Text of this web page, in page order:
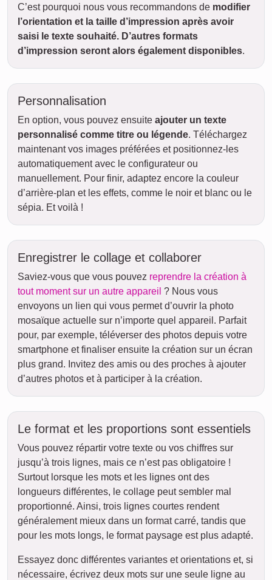
C’est pourquoi nous vous recommandons de modifier
l’orientation et la taille d’impression après avoir
saisi le texte souhaité. D’autres formats
d’impression seront alors également disponibles.
Personnalisation
En option, vous pouvez ensuite ajouter un texte
personnalisé comme titre ou légende. Téléchargez
maintenant vos images préférées et positionnez-les
automatiquement avec le configurateur ou
manuellement. Pour finir, adaptez encore la couleur
d’arrière-plan et les effets, comme le noir et blanc ou le
sépia. Et voilà !
Enregistrer le collage et collaborer
Saviez-vous que vous pouvez reprendre la création à
tout moment sur un autre appareil ? Nous vous
envoyons un lien qui vous permet d’ouvrir la photo
mosaïque actuelle sur n’importe quel appareil. Parfait
pour, par exemple, téléverser des photos depuis votre
smartphone et finaliser ensuite la création sur un écran
plus grand. Invitez des amis ou des proches à ajouter
d’autres photos et à participer à la création.
Le format et les proportions sont essentiels
Vous pouvez répartir votre texte ou vos chiffres sur
jusqu’à trois lignes, mais ce n’est pas obligatoire !
Surtout lorsque les mots et les lignes ont des
longueurs différentes, le collage peut sembler mal
proportionné. Ainsi, trois lignes courtes rendent
généralement mieux dans un format carré, tandis que
pour les mots longs, le format paysage est plus adapté.
Essayez donc différentes variantes et orientations et, si
nécessaire, écrivez deux mots sur une seule ligne au